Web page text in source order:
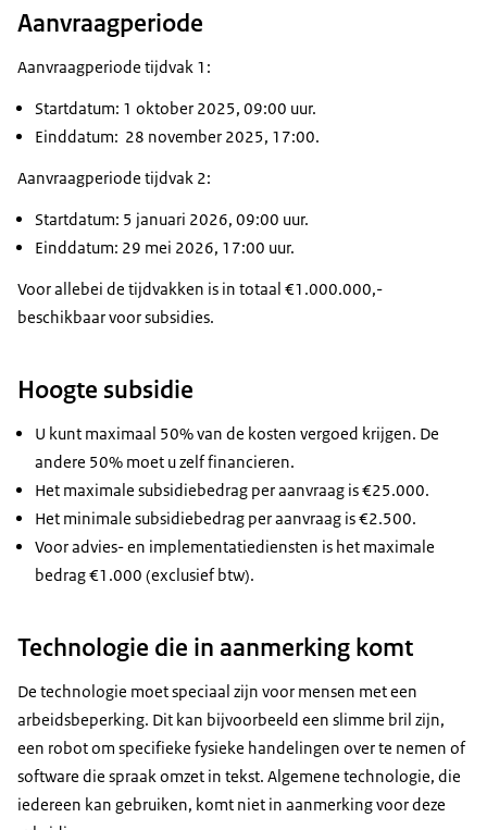
Aanvraagperiode
Aanvraagperiode tijdvak 1:
Startdatum: 1 oktober 2025, 09:00 uur.
Einddatum: 28 november 2025, 17:00.
Aanvraagperiode tijdvak 2:
Startdatum: 5 januari 2026, 09:00 uur.
Einddatum: 29 mei 2026, 17:00 uur.
Voor allebei de tijdvakken is in totaal €1.000.000,-
beschikbaar voor subsidies.
Hoogte subsidie
U kunt maximaal 50% van de kosten vergoed krijgen. De
andere 50% moet u zelf financieren.
Het maximale subsidiebedrag per aanvraag is €25.000.
Het minimale subsidiebedrag per aanvraag is €2.500.
Voor advies- en implementatiediensten is het maximale
bedrag €1.000 (exclusief btw).
Technologie die in aanmerking komt
De technologie moet speciaal zijn voor mensen met een
arbeidsbeperking. Dit kan bijvoorbeeld een slimme bril zijn,
een robot om specifieke fysieke handelingen over te nemen of
software die spraak omzet in tekst. Algemene technologie, die
iedereen kan gebruiken, komt niet in aanmerking voor deze